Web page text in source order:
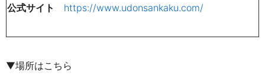
公式サイト https://www.udonsankaku.com/
▼場所はこちら